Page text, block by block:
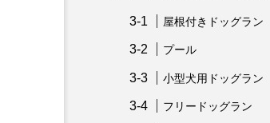
屋根付きドッグラン
プール
小型犬用ドッグラン
フリードッグラン